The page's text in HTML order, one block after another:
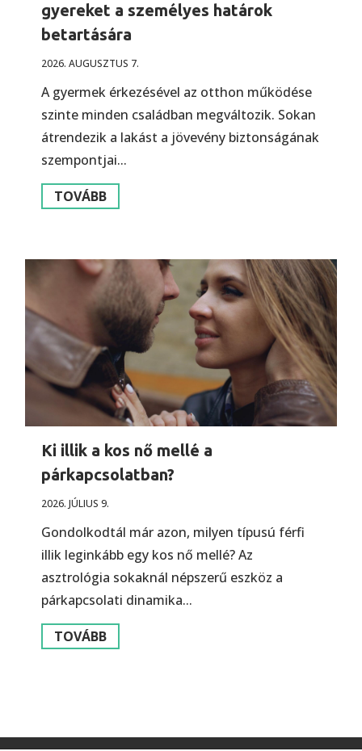
gyereket a személyes határok
betartására
2026. AUGUSZTUS 7.
A gyermek érkezésével az otthon működése
szinte minden családban megváltozik. Sokan
átrendezik a lakást a jövevény biztonságának
szempontjai...
TOVÁBB
Ki illik a kos nő mellé a
párkapcsolatban?
2026. JÚLIUS 9.
Gondolkodtál már azon, milyen típusú férfi
illik leginkább egy kos nő mellé? Az
asztrológia sokaknál népszerű eszköz a
párkapcsolati dinamika...
TOVÁBB